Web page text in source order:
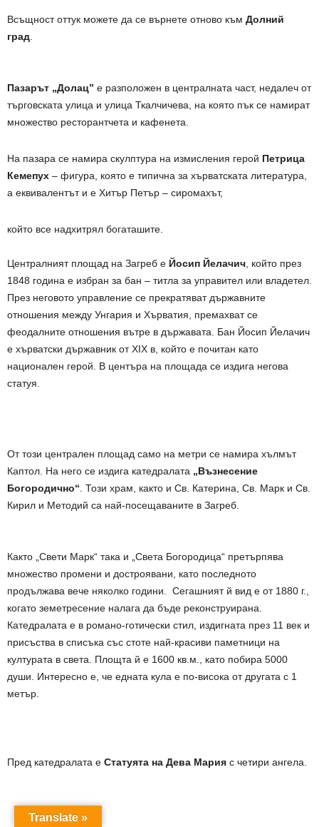
Всъщност оттук можете да се върнете отново към Долний
град
Пазарът „Долац” е разположен в централната част, недалеч от
търговската улица и улица Ткалчичева, на която пък се намират
множество ресторантчета и кафенета.
На пазара се намира скулптура на измисления герой Петрица
Кемепух – фигура, която е типична за хърватската литература,
а еквивалентът и е Хитър Петър – сиромахът,
който все надхитрял богаташите.
Централният площад на Загреб е Йосип Йелачич , който през
1848 година е избран за бан – титла за управител или владетел.
През неговото управление се прекратяват държавните
отношения между Унгария и Хърватия, премахват се
феодалните отношения вътре в държавата. Бан Йосип Йелачич
е хърватски държавник от XIX в, който е почитан като
национален герой. В центъра на площада се издига негова
статуя.
От този централен площад само на метри се намира хълмът
Каптол. На него се издига катедралата „Възнесение
Богородично“ . Този храм, както и Св. Катерина, Св. Марк и Св.
Кирил и Методий са най-посещаваните в Загреб.
Както „Свети Марк“ така и „Света Богородица“ претърпява
множество промени и достроявани, като последното
продължава вече няколко години. Сегашният й вид е от 1880 г.,
когато земетресение налага да бъде реконструирана.
Катедралата е в романо-готически стил, издигната през 11 век и
присъства в списъка със стоте най-красиви паметници на
културата в света. Площта й е 1600 кв.м., като побира 5000
души. Интересно е, че едната кула е по-висока от другата с 1
метър.
Пред катедралата е Статуята на Дева Мария с четири ангела.
Translate »